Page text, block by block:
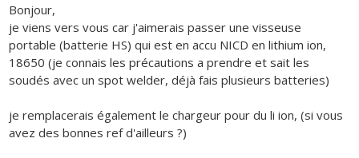
Bonjour,
je viens vers vous car j'aimerais passer une visseuse
portable (batterie HS) qui est en accu NICD en lithium ion,
18650 (je connais les précautions a prendre et sait les
soudés avec un spot welder, déjà fais plusieurs batteries)
je remplacerais également le chargeur pour du li ion, (si vous
avez des bonnes ref d'ailleurs ?)